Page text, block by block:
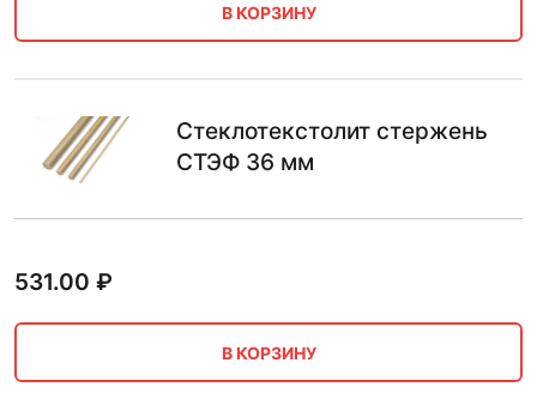
В КОРЗИНУ
Стеклотекстолит стержень
СТЭФ 36 мм
531.00 ₽
В КОРЗИНУ